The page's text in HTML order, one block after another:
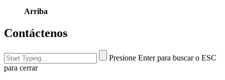
Arriba
Contáctenos
Presione Enter para buscar o ESC
para cerrar